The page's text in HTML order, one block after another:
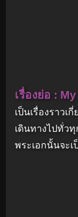
เรื่องย่อ :
เป็นเรื่องราว
เดินทางไปทั่ว
พระเอกนั้นจะ